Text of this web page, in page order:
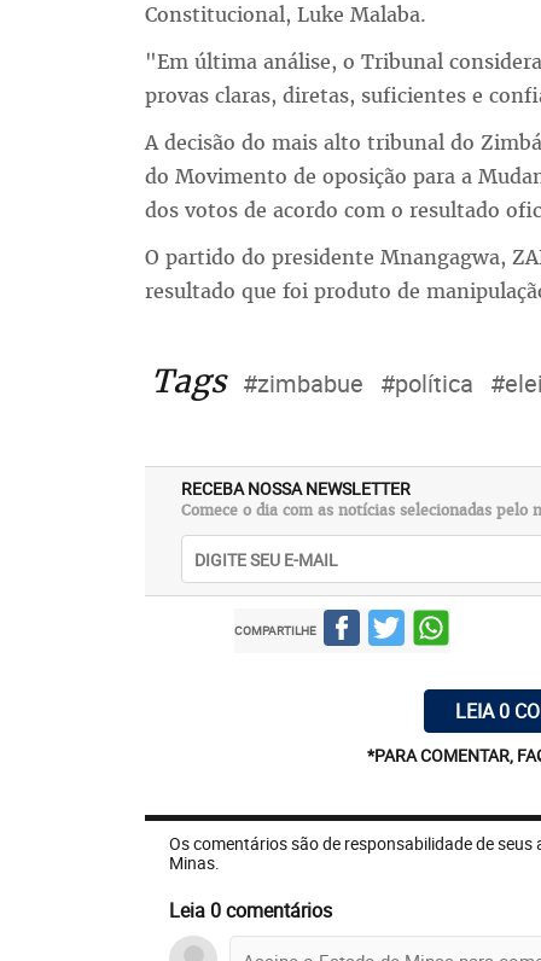
Constitucional, Luke Malaba.
"Em última análise, o Tribunal
provas claras, diretas, suficientes e
A decisão do mais alto tribunal do
do Movimento de oposição para a
dos votos de acordo com o resultado
O partido do presidente Mnangagwa,
resultado que foi produto de
Tags #zimbabue #política
RECEBA NOSSA NEWSLETTER
Comece o dia com as notícias selecionadas pelo
COMPARTILHE
LEIA 0
*PARA COMENTAR,
Os comentários são de responsabilidade de
Minas.
Leia 0 comentários